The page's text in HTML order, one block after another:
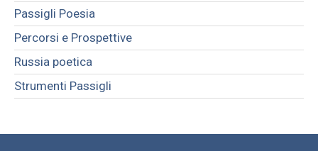
Passigli Poesia
Percorsi e Prospettive
Russia poetica
Strumenti Passigli